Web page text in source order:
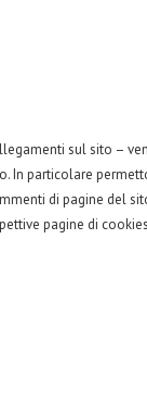
sul sito –
In particolare
di pagine del
pagine di